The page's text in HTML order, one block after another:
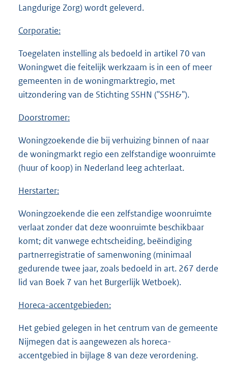
Langdurige Zorg) wordt geleverd.
Corporatie:
Toegelaten instelling als bedoeld in artikel 70 van
Woningwet die feitelijk werkzaam is in een of meer
gemeenten in de woningmarktregio, met
uitzondering van de Stichting SSHN ("SSH&").
Doorstromer:
Woningzoekende die bij verhuizing binnen of naar
de woningmarkt regio een zelfstandige woonruimte
(huur of koop) in Nederland leeg achterlaat.
Herstarter:
Woningzoekende die een zelfstandige woonruimte
verlaat zonder dat deze woonruimte beschikbaar
komt; dit vanwege echtscheiding, beëindiging
partnerregistratie of samenwoning (minimaal
gedurende twee jaar, zoals bedoeld in art. 267 derde
lid van Boek 7 van het Burgerlijk Wetboek).
Horeca-accentgebieden:
Het gebied gelegen in het centrum van de gemeente
Nijmegen dat is aangewezen als horeca-
accentgebied in bijlage 8 van deze verordening.